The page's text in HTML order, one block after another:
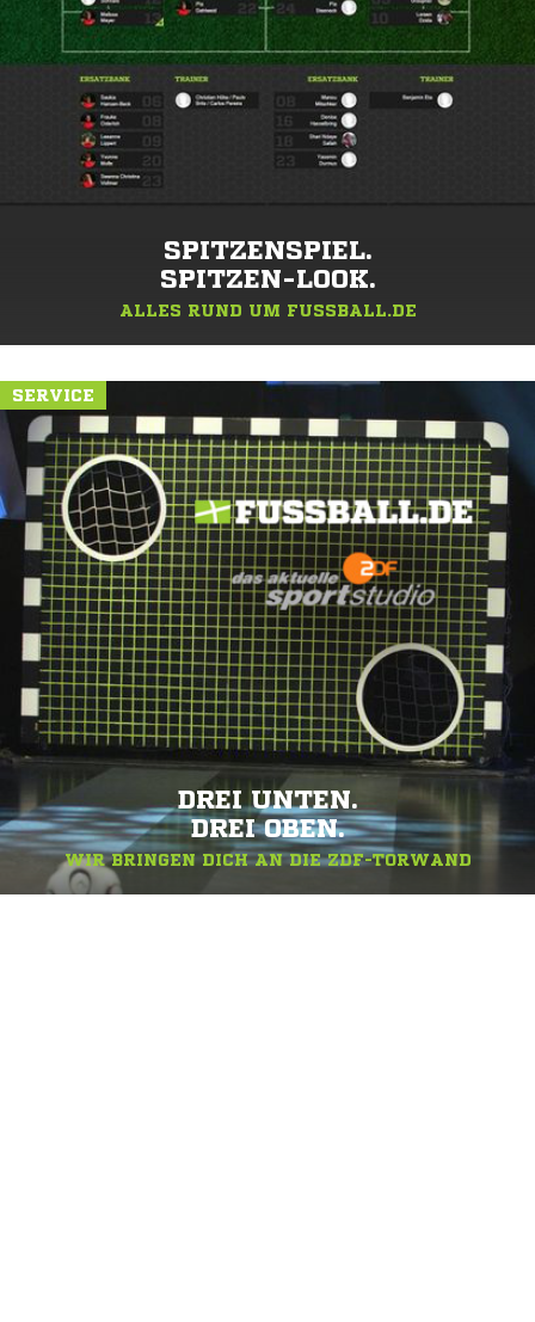
SPITZENSPIEL.
SPITZEN-LOOK.
ALLES RUND UM FUSSBALL.DE
SERVICE
DREI UNTEN.
DREI OBEN.
WIR BRINGEN DICH AN DIE ZDF-TORWAND